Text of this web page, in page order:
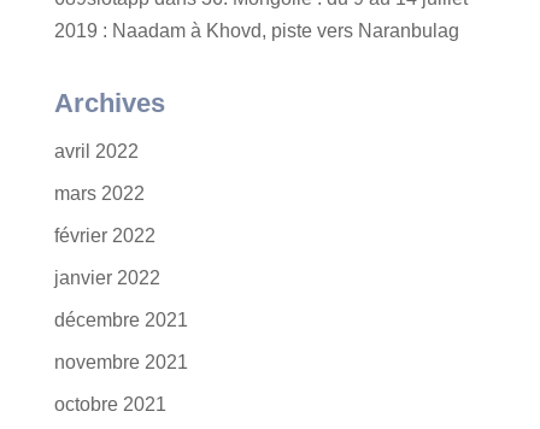
2019 : Naadam à Khovd, piste vers Naranbulag
Archives
avril 2022
mars 2022
février 2022
janvier 2022
décembre 2021
novembre 2021
octobre 2021